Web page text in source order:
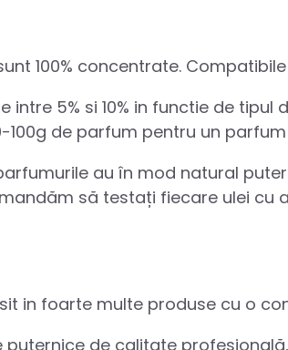
100% concentrate.
5% si 10% in functie de
de parfum pentru un
au în mod natural
să testați fiecare ulei
in foarte multe produse cu o
de calitate